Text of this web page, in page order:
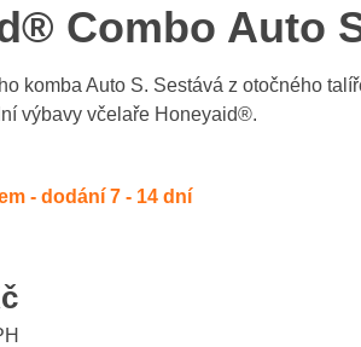
Combo Auto
komba Auto S. Sestává z otočného
výbavy včelaře Honeyaid®.
- dodání 7 - 14 dní